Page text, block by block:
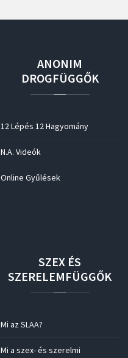
ANONIM
DROGFÜGGŐK
12 Lépés 12 Hagyomány
N.A. Videók
Online Gyűlések
SZEX ÉS
SZERELEMFÜGGŐK
Mi az SLAA?
Mi a szex- és szerelmi